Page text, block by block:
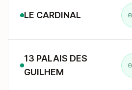
LE CARDINAL
13 PALAIS DES
GUILHEM